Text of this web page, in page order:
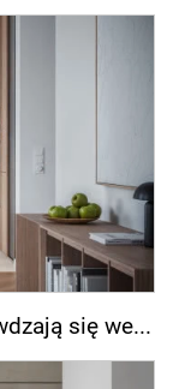
się we...